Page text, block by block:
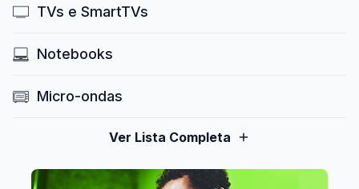
TVs e SmartTVs
Notebooks
Micro-ondas
Ver Lista Completa